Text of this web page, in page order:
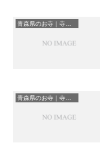
青森県のお寺｜寺院一覧
青森県のお寺｜寺院一覧